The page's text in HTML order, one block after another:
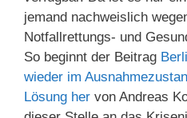
jemand nachweislich
Notfallrettungs- und
So beginnt der Beitrag
wieder im
Lösung her von Andreas